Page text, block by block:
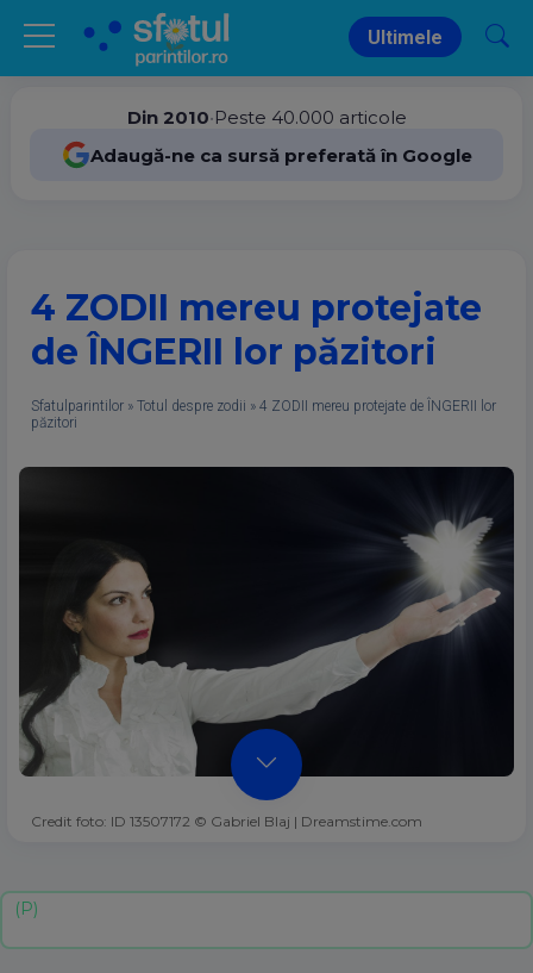
Ultimele
Din 2010•Peste 40.000 articole
Adaugă-ne ca sursă preferată în Google
4 ZODII mereu protejate
de ÎNGERII lor păzitori
Sfatulparintilor » Totul despre zodii » 4 ZODII mereu protejate de ÎNGERII lor
păzitori
Credit foto: ID 13507172 © Gabriel Blaj | Dreamstime.com